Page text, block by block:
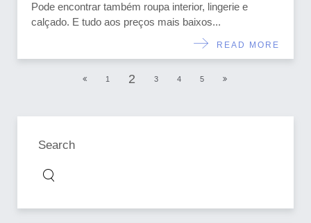
Pode encontrar também roupa interior, lingerie e
calçado. E tudo aos preços mais baixos...
READ MORE
1 2 3 4 5
Search